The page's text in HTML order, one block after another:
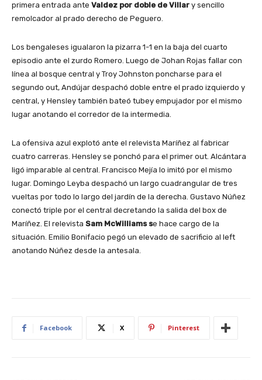
primera entrada ante Valdez por doble de Villar y sencillo
remolcador al prado derecho de Peguero.
Los bengaleses igualaron la pizarra 1-1 en la baja del cuarto
episodio ante el zurdo Romero. Luego de Johan Rojas fallar con
línea al bosque central y Troy Johnston poncharse para el
segundo out, Andújar despachó doble entre el prado izquierdo y
central, y Hensley también bateó tubey empujador por el mismo
lugar anotando el corredor de la intermedia.
La ofensiva azul explotó ante el relevista Maríñez al fabricar
cuatro carreras. Hensley se ponchó para el primer out. Alcántara
ligó imparable al central. Francisco Mejía lo imitó por el mismo
lugar. Domingo Leyba despachó un largo cuadrangular de tres
vueltas por todo lo largo del jardín de la derecha. Gustavo Núñez
conectó triple por el central decretando la salida del box de
Maríñez. El relevista Sam McWilliams se hace cargo de la
situación. Emilio Bonifacio pegó un elevado de sacrificio al left
anotando Núñez desde la antesala.
Facebook X Pinterest